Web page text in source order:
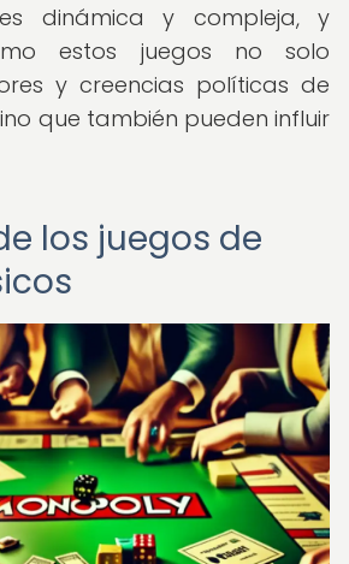
dinámica y compleja, y
estos juegos no solo
y creencias políticas de
que también pueden influir
los juegos de